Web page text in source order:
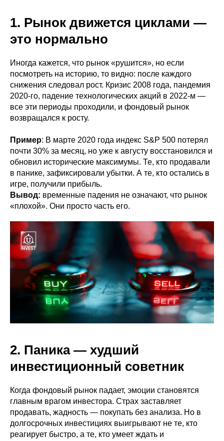
1. Рынок движется циклами —
это нормально
Иногда кажется, что рынок «рушится», но если
посмотреть на историю, то видно: после каждого
снижения следовал рост. Кризис 2008 года, пандемия
2020-го, падение технологических акций в 2022-м —
все эти периоды проходили, и фондовый рынок
возвращался к росту.
Пример: В марте 2020 года индекс S&P 500 потерял
почти 30% за месяц, но уже к августу восстановился и
обновил исторические максимумы. Те, кто продавали
в панике, зафиксировали убытки. А те, кто остались в
игре, получили прибыль.
Вывод: временные падения не означают, что рынок
«плохой». Они просто часть его.
2. Паника — худший
инвестиционный советник
Когда фондовый рынок падает, эмоции становятся
главным врагом инвестора. Страх заставляет
продавать, жадность — покупать без анализа. Но в
долгосрочных инвестициях выигрывают не те, кто
реагирует быстро, а те, кто умеет ждать и